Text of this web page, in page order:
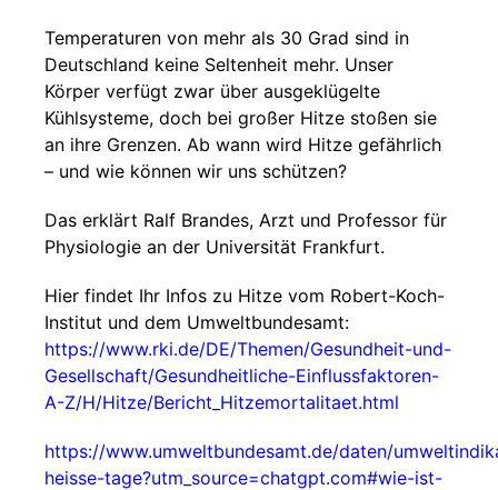
Temperaturen von mehr als 30 Grad sind in
Deutschland keine Seltenheit mehr. Unser
Körper verfügt zwar über ausgeklügelte
Kühlsysteme, doch bei großer Hitze stoßen sie
an ihre Grenzen. Ab wann wird Hitze gefährlich
– und wie können wir uns schützen?
Das erklärt Ralf Brandes, Arzt und Professor für
Physiologie an der Universität Frankfurt.
Hier findet Ihr Infos zu Hitze vom Robert-Koch-
Institut und dem Umweltbundesamt:
https://www.rki.de/DE/Themen/Gesundheit-und-
Gesellschaft/Gesundheitliche-Einflussfaktoren-
A-Z/H/Hitze/Bericht_Hitzemortalitaet.html
https://www.umweltbundesamt.de/daten/
heisse-tage?utm_source=chatgpt.com#wie-ist-